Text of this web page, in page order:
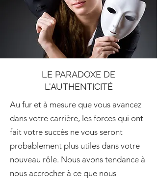
LE PARADOXE DE
L'AUTHENTICITÉ
Au fur et à mesure que vous avancez
dans votre carrière, les forces qui ont
fait votre succès ne vous seront
probablement plus utiles dans votre
nouveau rôle. Nous avons tendance à
nous accrocher à ce que nous